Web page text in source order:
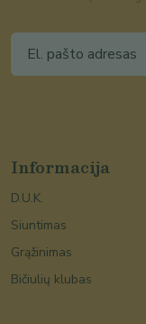
Informacija
D.U.K.
Siuntimas
Grąžinimas
Bičiulių klubas